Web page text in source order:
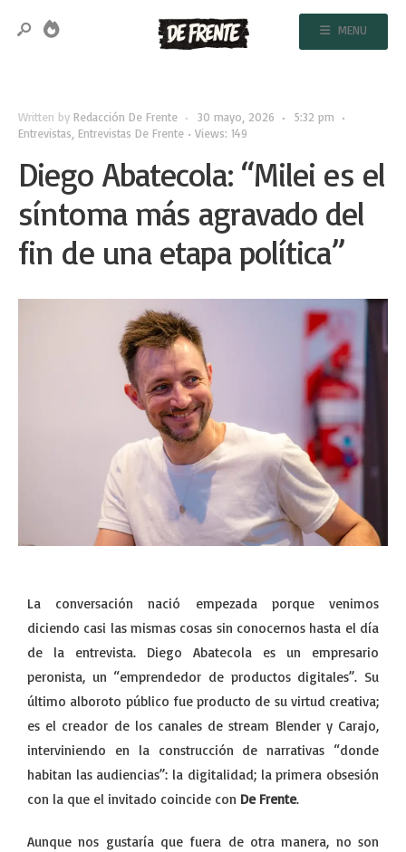
MENU
Written by Redacción De Frente • 30 mayo, 2026 • 5:32 pm
•
Entrevistas Entrevistas De Frente • Views: 149
Diego Abatecola: “Milei es el
síntoma más agravado del
fin de una etapa política”
La conversación nació empezada porque venimos
diciendo casi las mismas cosas sin conocernos hasta el día
de la entrevista. Diego Abatecola es un empresario
peronista, un “emprendedor de productos digitales”. Su
último alboroto público fue producto de su virtud creativa;
es el creador de los canales de stream Blender y Carajo,
interviniendo en la construcción de narrativas “donde
habitan las audiencias”: la digitalidad; la primera obsesión
con la que el invitado coincide con De Frente.
Aunque nos gustaría que fuera de otra manera, no son